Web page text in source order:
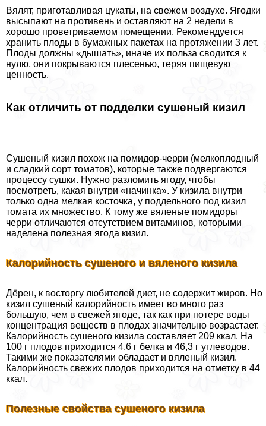
Вялят, приготавливая цукаты, на свежем воздухе. Ягодки
высыпают на противень и оставляют на 2 недели в
хорошо проветриваемом помещении. Рекомендуется
хранить плоды в бумажных пакетах на протяжении 3 лет.
Плоды должны «дышать», иначе их польза сводится к
нулю, они покрываются плесенью, теряя пищевую
ценность.
Как отличить от подделки сушеный кизил
Сушеный кизил похож на помидор-черри (мелкоплодный
и сладкий сорт томатов), которые также подвергаются
процессу сушки. Нужно разломить ягоду, чтобы
посмотреть, какая внутри «начинка». У кизила внутри
только одна мелкая косточка, у поддельного под кизил
томата их множество. К тому же вяленые помидоры
черри отличаются отсутствием витаминов, которыми
наделена полезная ягода кизил.
Калорийность сушеного и вяленого кизила
Дёрен, к восторгу любителей диет, не содержит жиров. Но
кизил сушеный калорийность имеет во много раз
большую, чем в свежей ягоде, так как при потере воды
концентрация веществ в плодах значительно возрастает.
Калорийность сушеного кизила составляет 209 ккал. На
100 г плодов приходится 4,6 г белка и 46,3 г углеводов.
Такими же показателями обладает и вяленый кизил.
Калорийность свежих плодов приходится на отметку в 44
ккал.
Полезные свойства сушеного кизила